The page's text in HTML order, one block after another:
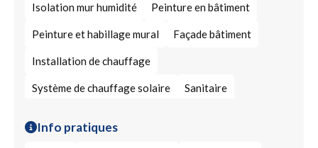
Isolation mur humidité Peinture en bâtiment
Peinture et habillage mural Façade bâtiment
Installation de chauffage
Système de chauffage solaire Sanitaire
Info pratiques